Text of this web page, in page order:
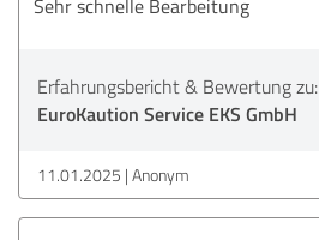
Sehr schnelle Bearbeitung
Erfahrungsbericht & Bewertung zu:
EuroKaution Service EKS GmbH
11.01.2025 Anonym